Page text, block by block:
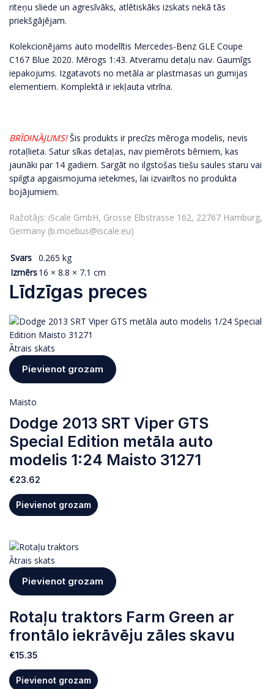
riteņu sliede un agresīvāks, atlētiskāks izskats nekā tās
priekšgājējam.
Kolekcionējams auto modelītis Mercedes-Benz GLE Coupe
C167 Blue 2020. Mērogs 1:43. Atveramu detaļu nav. Gaumīgs
iepakojums. Izgatavots no metāla ar plastmasas un gumijas
elementiem. Komplektā ir iekļauta vitrīna.
BRĪDINĀJUMS!Šis produkts ir precīzs mēroga modelis, nevis
rotaļlieta. Satur sīkas detaļas, nav piemērots bērniem, kas
jaunāki par 14 gadiem. Sargāt no ilgstošas tiešu saules staru vai
spilgta apgaismojuma ietekmes, lai izvairītos no produkta
bojājumiem.
Ražotājs: iScale GmbH, Grosse Elbstrasse 162, 22767 Hamburg,
Germany (b.moebus@iscale.eu)
Svars 0.265 kg
Izmērs16 × 8.8 × 7.1 cm
Līdzīgas preces
Ātrais skats
Pievienot grozam
Maisto
Dodge 2013 SRT Viper GTS
Special Edition metāla auto
modelis 1:24 Maisto 31271
€23.62
Pievienot grozam
Ātrais skats
Pievienot grozam
Rotaļu traktors Farm Green ar
frontālo iekrāvēju zāles skavu
€15.35
Pievienot grozam